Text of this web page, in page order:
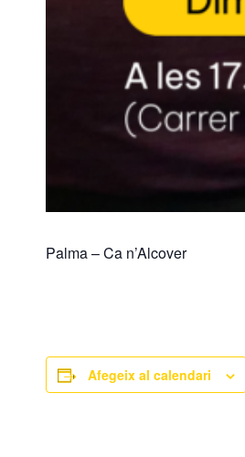
Palma – Ca n’Alcover
Afegeix al calendari